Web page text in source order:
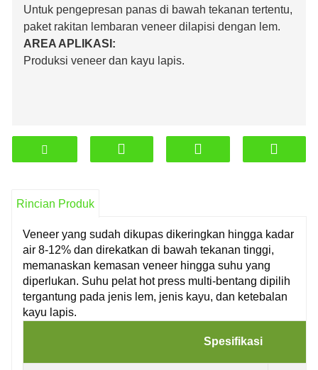
Untuk pengepresan panas di bawah tekanan tertentu,
paket rakitan lembaran veneer dilapisi dengan lem.
AREA APLIKASI:
Produksi veneer dan kayu lapis.
Rincian Produk
Veneer yang sudah dikupas dikeringkan hingga kadar
air 8-12% dan direkatkan di bawah tekanan tinggi,
memanaskan kemasan veneer hingga suhu yang
diperlukan. Suhu pelat hot press multi-bentang dipilih
tergantung pada jenis lem, jenis kayu, dan ketebalan
kayu lapis.
Spesifikasi